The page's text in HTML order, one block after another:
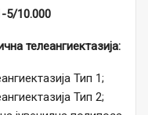
5/10.000
телеангиектазија:
Тип 1;
Тип 2;